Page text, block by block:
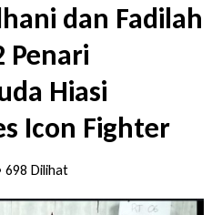
Miliar
Pemberatan,
4 Bulan Penjara
Internasional WSO,
Lewat Webinar
dan Fadilah
Penari
Hiasi
Icon Fighter
698 Dilihat